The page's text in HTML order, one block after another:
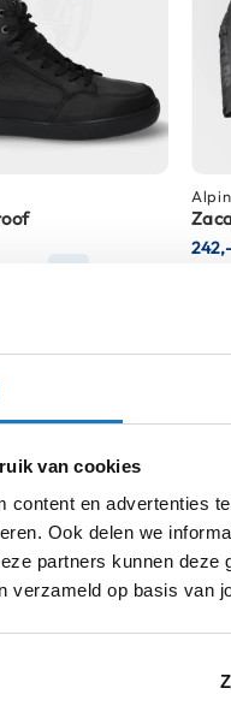
van cookies
content en advertenties
Ook delen we
partners kunnen
verzameld op basis van
-11%
OP=OP